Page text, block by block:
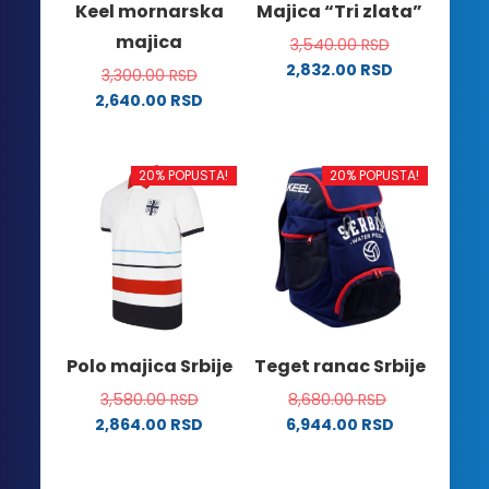
stranici
proizvoda.
Keel mornarska
majica
3,300.00RSD
2,640.00 RSD
ima
više
varijanti.
Opcije
mogu
biti
izabrane
stranici
proizvoda.
Majica “Tri zlata”
3,540.00RSD
2,832.00 RSD
više
varijanti.
Opcije
mogu
biti
izabrane
na
proizvoda.
20% POPUSTA!
Polo majica Srbije
3,580.00RSD
2,864.00 RSD
20% POPUSTA!
Teget ranac Srbije
8,680.00RSD
6,944.00 RSD